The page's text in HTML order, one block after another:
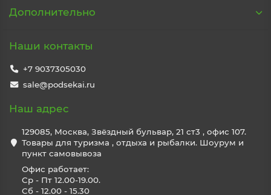
Дополнительно
Наши контакты
+7 9037305030
sale@podsekai.ru
Наш адрес
129085, Москва, Звёздный бульвар, 21 ст3 , офис 107.
Товары для туризма , отдыха и рыбалки. Шоурум и
пункт самовывоза
Офис работает:
Ср - Пт 12.00-19.00.
Сб - 12.00 - 15.30